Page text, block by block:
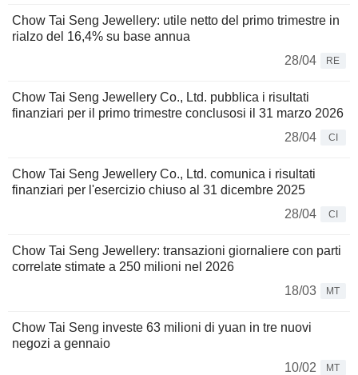
Chow Tai Seng Jewellery: utile netto del primo trimestre in
rialzo del 16,4% su base annua
28/04
RE
Chow Tai Seng Jewellery Co., Ltd. pubblica i risultati
finanziari per il primo trimestre conclusosi il 31 marzo 2026
28/04
CI
Chow Tai Seng Jewellery Co., Ltd. comunica i risultati
finanziari per l'esercizio chiuso al 31 dicembre 2025
28/04
CI
Chow Tai Seng Jewellery: transazioni giornaliere con parti
correlate stimate a 250 milioni nel 2026
18/03
MT
Chow Tai Seng investe 63 milioni di yuan in tre nuovi
negozi a gennaio
10/02
MT